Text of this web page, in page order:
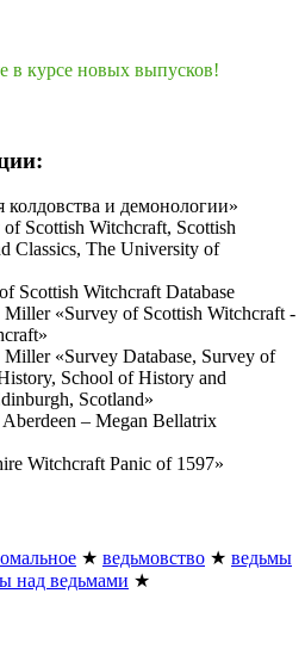
в курсе новых выпусков!
и демонологии»
Scottish Witchcraft, Scottish
Classics, The University of
Scottish Witchcraft Database
«Survey of Scottish Witchcraft -
«Survey Database, Survey of
School of History and
Scotland»
– Megan Bellatrix
Witchcraft Panic of 1597»
★ ведьмовство ★ ведьмы
над ведьмами ★